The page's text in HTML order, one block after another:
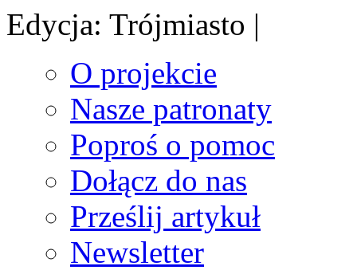
Edycja: Trójmiasto |
O projekcie
Nasze patronaty
Poproś o pomoc
Dołącz do nas
Prześlij artykuł
Newsletter